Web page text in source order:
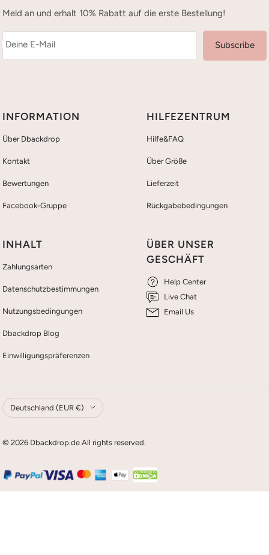
Meld an und erhalt 10% Rabatt auf die erste Bestellung!
Deine E-Mail Subscribe
INFORMATION
Über Dbackdrop
Kontakt
Bewertungen
Facebook-Gruppe
HILFEZENTRUM
Hilfe&FAQ
Über Größe
Lieferzeit
Rückgabebedingungen
INHALT
Zahlungsarten
Datenschutzbestimmungen
Nutzungsbedingungen
Dbackdrop Blog
Einwilligungspräferenzen
ÜBER UNSER
GESCHÄFT
Help Center
Live Chat
Email Us
Land/Region
Deutschland (EUR €)
© 2026 Dbackdrop.de All rights reserved.